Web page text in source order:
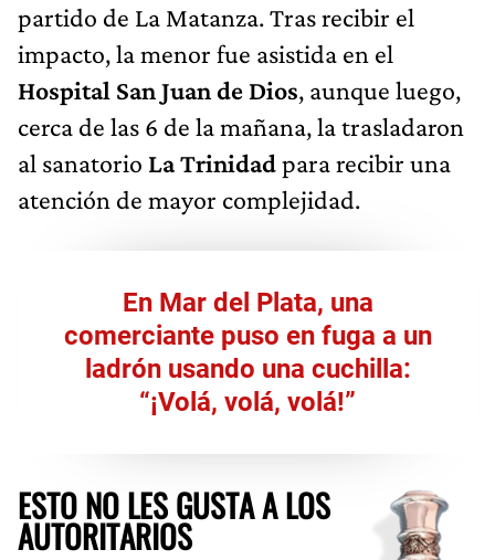
partido de La Matanza. Tras recibir el
impacto, la menor fue asistida en el
Hospital San Juan de Dios, aunque luego,
cerca de las 6 de la mañana, la trasladaron
al sanatorio La Trinidadpara recibir una
atención de mayor complejidad.
En Mar del Plata, una
comerciante puso en fuga a un
ladrón usando una cuchilla:
“¡Volá, volá, volá!”
ESTO NO LES GUSTA A LOS
AUTORITARIOS